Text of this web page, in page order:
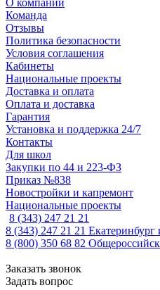
О компании
Команда
Отзывы
Политика безопасности
Условия соглашения
Кабинеты
Национальные проекты
Доставка и оплата
Оплата и доставка
Гарантия
Установка и поддержка 24/7
Контакты
Для школ
Закупки по 44 и 223-ФЗ
Приказ №838
Новостройки и капремонт
Национальные проекты
8 (343) 247 21 21
8 (343) 247 21 21 Екатеринбург
8 (800) 350 68 82
Заказать звонок
Задать вопрос